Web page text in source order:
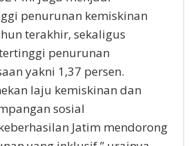
penurunan kemiskinan
terakhir, sekaligus
penurunan
yakni 1,37 persen.
laju kemiskinan dan
sosial
Jatim mendorong